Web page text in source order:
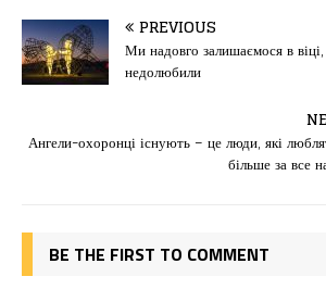
c
e
b
o
o
st
o
d
o
n
ai
l
іл
и
т
ис
я
PREVIOUS
Ми надовго залишаємося в
недолюбили
Ангели-охоронці існують – це люди, які
більше за все
BE THE FIRST TO COMMENT